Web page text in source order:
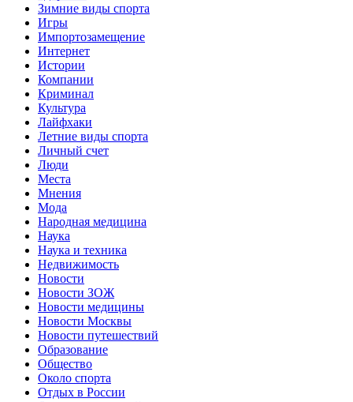
Зимние виды спорта
Игры
Импортозамещение
Интернет
Истории
Компании
Криминал
Культура
Лайфхаки
Летние виды спорта
Личный счет
Люди
Места
Мнения
Мода
Народная медицина
Наука
Наука и техника
Недвижимость
Новости
Новости ЗОЖ
Новости медицины
Новости Москвы
Новости путешествий
Образование
Общество
Около спорта
Отдых в России